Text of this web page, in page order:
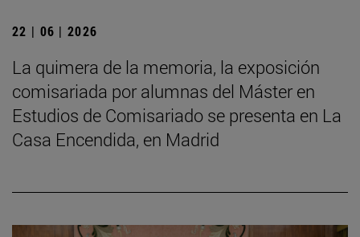
22 | 06 | 2026
La quimera de la memoria, la exposición
comisariada por alumnas del Máster en
Estudios de Comisariado se presenta en La
Casa Encendida, en Madrid